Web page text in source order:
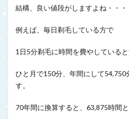
結構、良い値段がしますよね・・・
例えば、毎日剃毛している方で
1日5分剃毛に時間を費やしていると
ひと月で150分、年間にして54,750
す。
70年間に換算すると、63,875時間と